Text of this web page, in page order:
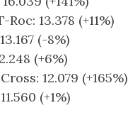
13.378 (+11%)
(-8%)
(+6%)
12.079 (+165%)
(+1%)